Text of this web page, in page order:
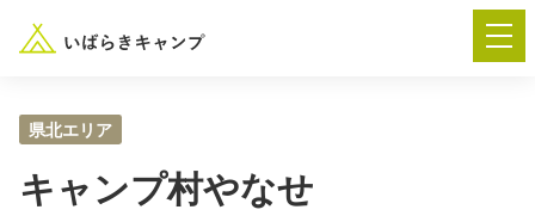
― AUTUMN FESTA 2026 ―
県北エリア
キャンプ村やなせ